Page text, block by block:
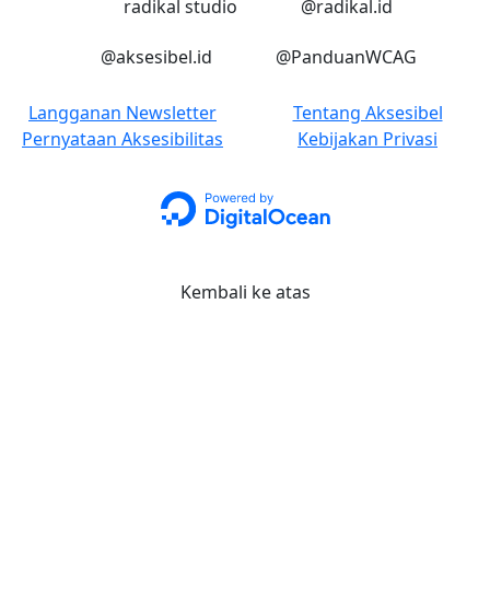
LinkedIn
radikal studio Instagram
@radikal.id
Instagram
@aksesibel.id Instagram
@PanduanWCAG
Langganan Newsletter
Tentang Aksesibel
Pernyataan Aksesibilitas
Kebijakan Privasi
Kembali ke atas